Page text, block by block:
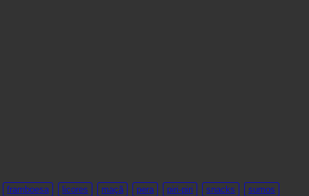
framboesa licores maçã pera piri-piri snacks
sumos